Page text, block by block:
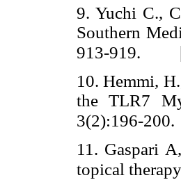
9. Yuchi C.,
Southern
913-919.
10. Hemmi,
the TLR7
3(2):196-200.
11. Gaspari
topical